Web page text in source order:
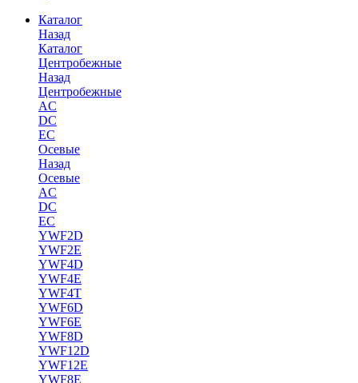
Каталог
Назад
Каталог
Центробежные
Назад
Центробежные
AC
DC
EC
Осевые
Назад
Осевые
AC
DC
EC
YWF2D
YWF2E
YWF4D
YWF4E
YWF4T
YWF6D
YWF6E
YWF8D
YWF12D
YWF12E
YWF8E